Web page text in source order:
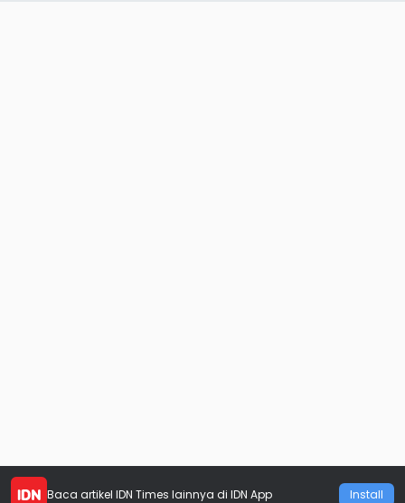
Baca artikel IDN Times lainnya di IDN App Install